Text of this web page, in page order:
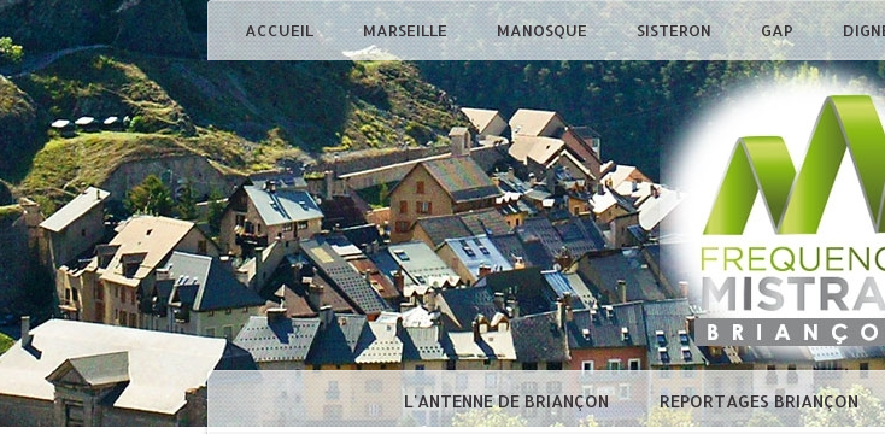
ACCUEIL MARSEILLE MANOSQUE SISTERON GAP
L'ANTENNE DE BRIANÇON REPORTAGES BRIANÇON